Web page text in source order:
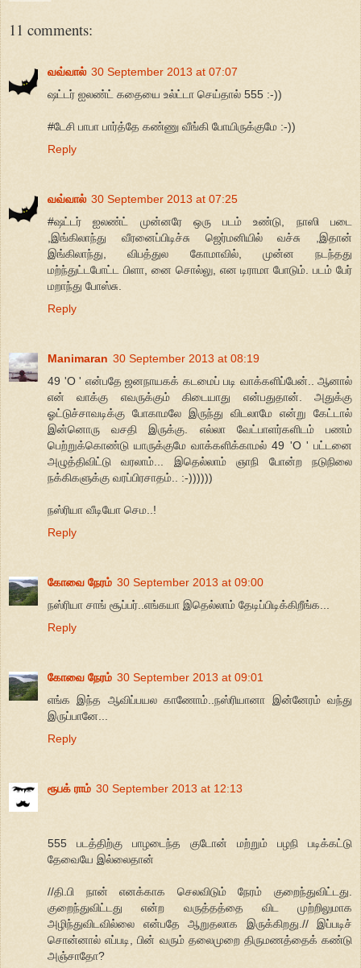
11 comments:
வவ்வால் 30 September 2013 at 07:07
ஷட்டர் ஐலண்ட் கதையை உல்ட்டா செய்தால் 555 :-))
#டேசி பாபா பார்த்தே கண்ணு வீங்கி போயிருக்குமே :-))
Reply
வவ்வால் 30 September 2013 at 07:25
#ஷட்டர் ஐலண்ட் முன்னரே ஒரு படம் உண்டு, நாஸி படை
,இங்கிலாந்து வீரனைப்பிடிச்சு ஜெர்மனியில் வச்சு ,இதான்
இங்கிலாந்து, விபத்துல கோமாவில், முன்ன நடந்தது
மற்ந்துட்டபோட்ட பிளா, னை சொல்லு, என டிராமா போடும். படம் பேர்
மறாந்து போஸ்சு.
Reply
Manimaran 30 September 2013 at 08:19
49 'O ' என்பதே ஜனநாயகக் கடமைப் படி வாக்களிப்பேன்.. ஆனால்
என் வாக்கு எவருக்கும் கிடையாது என்பதுதான். அதுக்கு
ஓட்டுச்சாவடிக்கு போகாமலே இருந்து விடலாமே என்று கேட்டால்
இன்னொரு வசதி இருக்கு. எல்லா வேட்பாளர்களிடம் பணம்
பெற்றுக்கொண்டு யாருக்குமே வாக்களிக்காமல் 49 'O ' பட்டனை
அழுத்திவிட்டு வரலாம்... இதெல்லாம் ஞாநி போன்ற நடுநிலை
நக்கிகளுக்கு வரப்பிரசாதம்.. :-))))))
நஸ்ரியா வீடியோ செம..!
Reply
கோவை நேரம் 30 September 2013 at 09:00
நஸ்ரியா சாங் சூப்பர்..எங்கயா இதெல்லாம் தேடிப்பிடிக்கிறீங்க...
Reply
கோவை நேரம் 30 September 2013 at 09:01
எங்க இந்த ஆவிப்பயல காணோம்..நஸ்ரியானா இன்னேரம் வந்து
இருப்பானே...
Reply
ரூபக் ராம் 30 September 2013 at 12:13
555 படத்திற்கு பாழடைந்த குடோன் மற்றும் பழநி படிக்கட்டு
தேவையே இல்லைதான்
//தி.பி நான் எனக்காக செலவிடும் நேரம் குறைந்துவிட்டது.
குறைந்துவிட்டது என்ற வருத்தத்தை விட முற்றிலுமாக
அழிந்துவிடவில்லை என்பதே ஆறுதலாக இருக்கிறது.// இப்படிச்
சொன்னால் எப்படி, பின் வரும் தலைமுறை திருமணத்தைக் கண்டு
அஞ்சாதோ?